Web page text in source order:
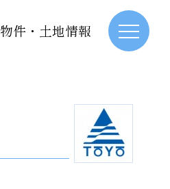
物件・土地情報